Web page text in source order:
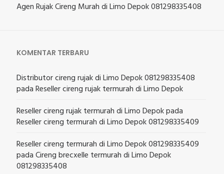
Agen Rujak Cireng Murah di Limo Depok 081298335408
KOMENTAR TERBARU
Distributor cireng rujak di Limo Depok 081298335408
padaReseller cireng rujak termurah di Limo Depok
Reseller cireng rujak termurah di Limo Depokpada
Reseller cireng termurah di Limo Depok 081298335409
Reseller cireng termurah di Limo Depok 081298335409
padaCireng brecxelle termurah di Limo Depok
081298335408